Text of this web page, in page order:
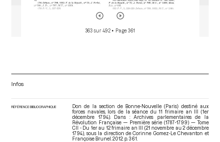
363 sur 492 • Page 361
Infos
RÉFÉRENCE BIBLIOGRAPHIQUE
Don de la section de Bonne-Nouvelle (Paris) destiné aux
forces navales, lors de la séance du 11 frimaire an III (1er
décembre 1794). Dans : Archives parlementaires de la
Révolution Française — Première série (1787-1799) — Tome
CII - Du 1er au 12 frimaire an III (21 novembre au 2 décembre
1794) , sous la direction de Corinne Gomez-Le Chevanton et
Françoise Brunel. 2012. p. 361.